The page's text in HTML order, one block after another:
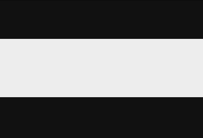
Последний час
Последствия Месть сына